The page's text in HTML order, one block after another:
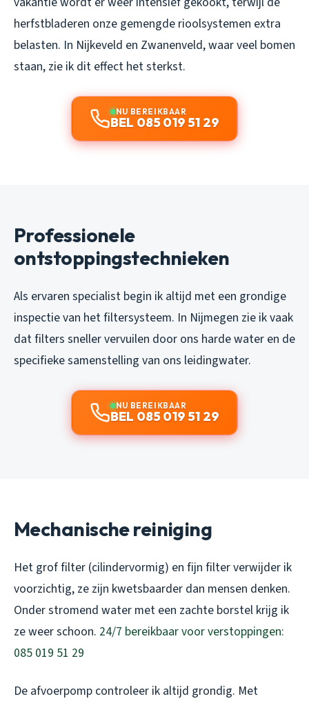
herfstbladeren onze gemengde rioolsystemen extra
belasten. In Nijkeveld en Zwanenveld, waar veel bomen
staan, zie ik dit effect het sterkst.
NU BEREIKBAAR
BEL 085 019 51 29
Professionele
ontstoppingstechnieken
Als ervaren specialist begin ik altijd met een grondige
inspectie van het filtersysteem. In Nijmegen zie ik vaak
dat filters sneller vervuilen door ons harde water en de
specifieke samenstelling van ons leidingwater.
NU BEREIKBAAR
BEL 085 019 51 29
Mechanische reiniging
Het grof filter (cilindervormig) en fijn filter verwijder ik
voorzichtig, ze zijn kwetsbaarder dan mensen denken.
Onder stromend water met een zachte borstel krijg ik
ze weer schoon. 24/7 bereikbaar voor verstoppingen:
085 019 51 29
De afvoerpomp controleer ik altijd grondig. Met